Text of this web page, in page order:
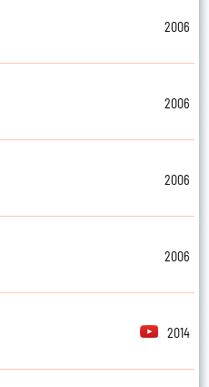
2006
2006
2006
2006
2014